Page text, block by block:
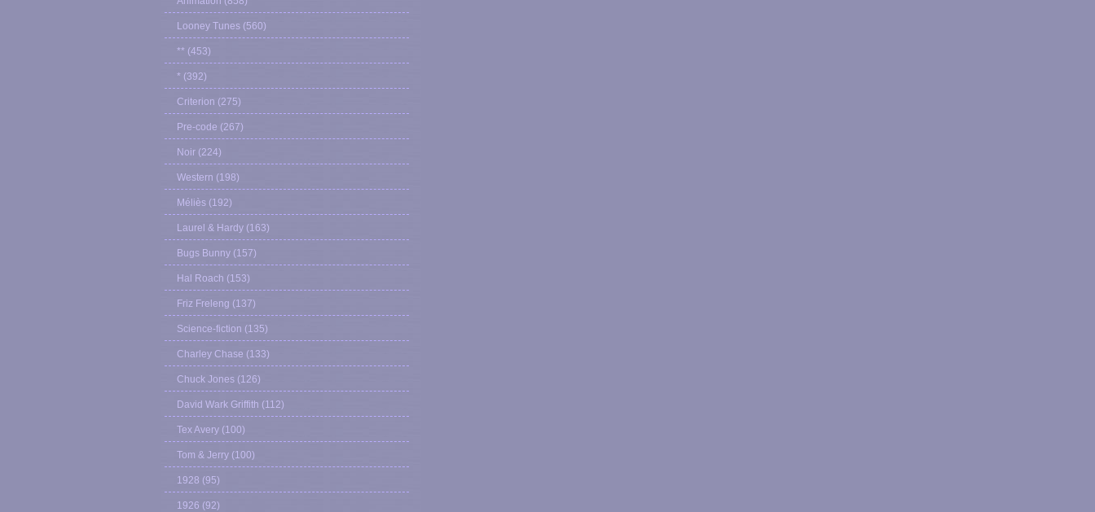
Looney Tunes (560)
** (453)
* (392)
Criterion (275)
Pre-code (267)
Noir (224)
Western (198)
Méliès (192)
Laurel & Hardy (163)
Bugs Bunny (157)
Hal Roach (153)
Friz Freleng (137)
Science-fiction (135)
Charley Chase (133)
Chuck Jones (126)
David Wark Griffith (112)
Tex Avery (100)
Tom & Jerry (100)
1928 (95)
1926 (92)